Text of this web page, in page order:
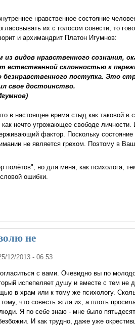
нравственное состояние
их с голосом совести, то
и архимандрит Платон Игумнов:
видов нравственного сознания,
естественной склонностью к
безнравственного поступка. Это
свое достоинство.
в настоящее время стыд как таковой
как нечто угрожающее свободе
фактор. Поскольку
не является грехом. Поэтому в
полётов", но для меня, как психолога,
ошибки.
не
12/2013 - 06:53
с вами. Очевидно вы по
испепеляет душу и вместе с тем не
в храм или к тому же психологу.
что совесть жгла их, а плоть
Я по себе знаю - мне было
И как трудно, даже уже